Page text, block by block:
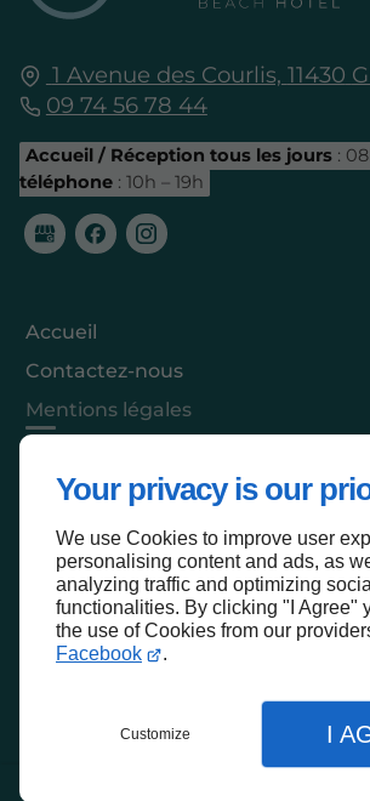
Your privacy is our
We use Cookies to improve user
personalising content and ads, as
analyzing traffic and optimizing
functionalities. By clicking "I Agree"
the use of Cookies from our
Facebook
.
Customize I
1 Avenue des Courlis, 11430
09 74 56 78 44
Accueil / Réception tous les jours:
téléphone : 10h – 19h
Accueil
Contactez-nous
Mentions légales
Haut de page